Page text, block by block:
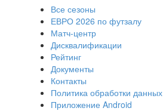
Все сезоны
ЕВРО 2026 по футзалу
Матч-центр
Дисквалификации
Рейтинг
Документы
Контакты
Политика обработки данных
Приложение Android